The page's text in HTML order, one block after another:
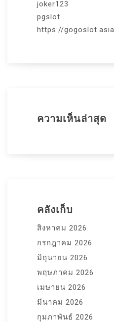
joker123
pgslot
https://gogoslot.asia
ความเห็นล่าสุด
คลังเก็บ
สิงหาคม 2026
กรกฎาคม 2026
มิถุนายน 2026
พฤษภาคม 2026
เมษายน 2026
มีนาคม 2026
กุมภาพันธ์ 2026